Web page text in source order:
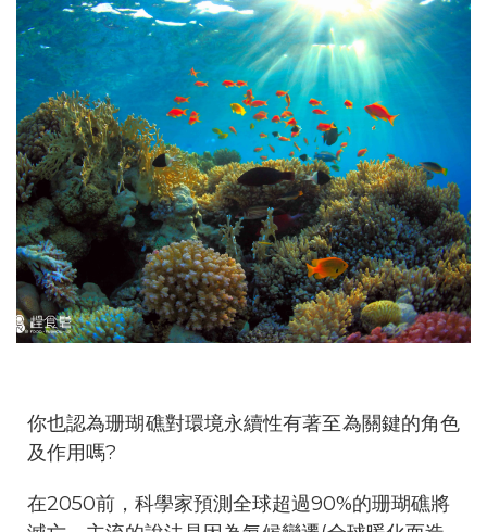
你也認為珊瑚礁對環境永續性有著至為關鍵的角色
及作用嗎?
在2050前，科學家預測全球超過90%的珊瑚礁將